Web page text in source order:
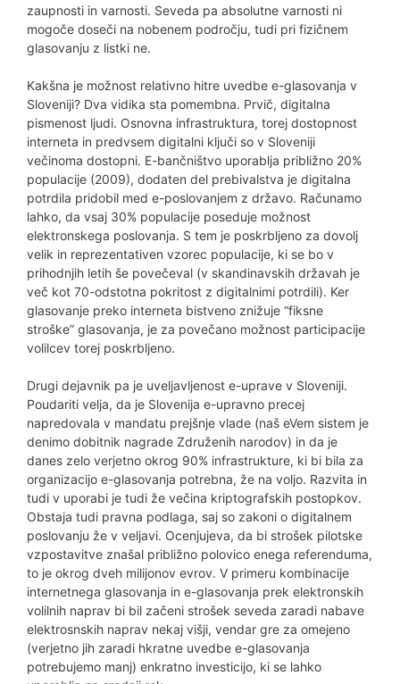
zaupnosti in varnosti. Seveda pa absolutne varnosti ni
mogoče doseči na nobenem področju, tudi pri fizičnem
glasovanju z listki ne.
Kakšna je možnost relativno hitre uvedbe e-glasovanja v
Sloveniji? Dva vidika sta pomembna. Prvič, digitalna
pismenost ljudi. Osnovna infrastruktura, torej dostopnost
interneta in predvsem digitalni ključi so v Sloveniji
večinoma dostopni. E-bančništvo uporablja približno 20%
populacije (2009), dodaten del prebivalstva je digitalna
potrdila pridobil med e-poslovanjem z državo. Računamo
lahko, da vsaj 30% populacije poseduje možnost
elektronskega poslovanja. S tem je poskrbljeno za dovolj
velik in reprezentativen vzorec populacije, ki se bo v
prihodnjih letih še povečeval (v skandinavskih državah je
več kot 70-odstotna pokritost z digitalnimi potrdili). Ker
glasovanje preko interneta bistveno znižuje “fiksne
stroške” glasovanja, je za povečano možnost participacije
volilcev torej poskrbljeno.
Drugi dejavnik pa je uveljavljenost e-uprave v Sloveniji.
Poudariti velja, da je Slovenija e-upravno precej
napredovala v mandatu prejšnje vlade (naš eVem sistem je
denimo dobitnik nagrade Združenih narodov) in da je
danes zelo verjetno okrog 90% infrastrukture, ki bi bila za
organizacijo e-glasovanja potrebna, že na voljo. Razvita in
tudi v uporabi je tudi že večina kriptografskih postopkov.
Obstaja tudi pravna podlaga, saj so zakoni o digitalnem
poslovanju že v veljavi. Ocenjujeva, da bi strošek pilotske
vzpostavitve znašal približno polovico enega referenduma,
to je okrog dveh milijonov evrov. V primeru kombinacije
internetnega glasovanja in e-glasovanja prek elektronskih
volilnih naprav bi bil začeni strošek seveda zaradi nabave
elektrosnskih naprav nekaj višji, vendar gre za omejeno
(verjetno jih zaradi hkratne uvedbe e-glasovanja
potrebujemo manj) enkratno investicijo, ki se lahko